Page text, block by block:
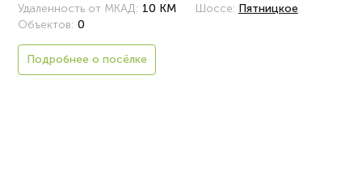
Удаленность от МКАД: 10 КМ Шоссе: Пятницкое
Объектов: 0
Подробнее о посёлке